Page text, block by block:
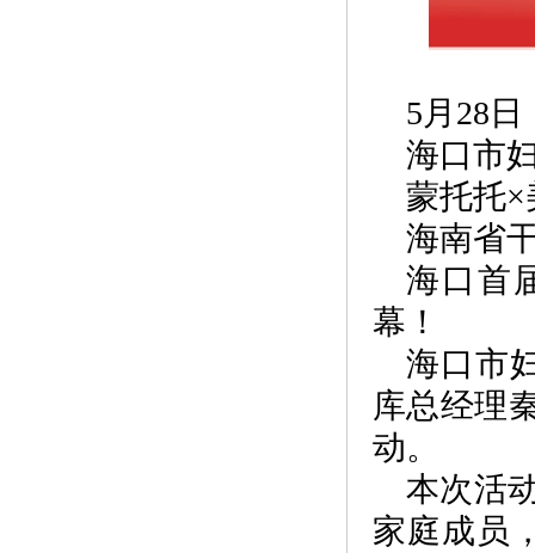
5月28日
海口市
蒙托托×
海南省
海口首
幕！
海口市
库总经理
动。
本次活
家庭成员